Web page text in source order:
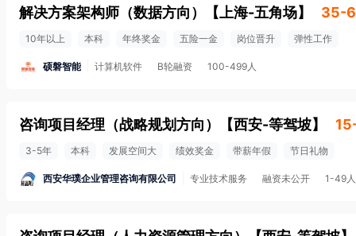
解决方案架构师（数据方向） 【 上海-五角场】 35-
10年以上 本科 年终奖金 五险一金 岗位晋升 弹性工作
硕磐智能 计算机软件 B轮融资 100-499人
咨询项目经理（战略规划方向） 【西安-等驾坡】
3-5年 本科 发展空间大 绩效奖金 带薪年假 节日礼物
西安华璞企业管理咨询有限公司 专业技术服务 融资未公开 1-49人